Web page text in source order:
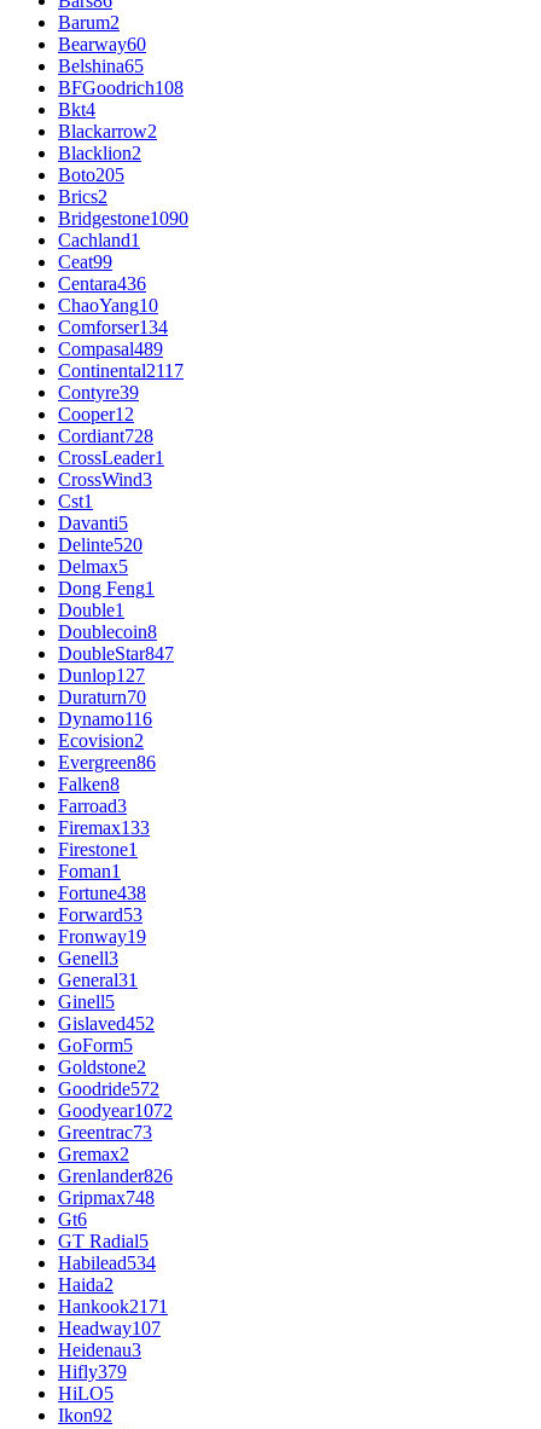
Barum2
Bearway60
Belshina65
BFGoodrich108
Bkt4
Blackarrow2
Blacklion2
Boto205
Brics2
Bridgestone1090
Cachland1
Ceat99
Centara436
ChaoYang10
Comforser134
Compasal489
Continental2117
Contyre39
Cooper12
Cordiant728
CrossLeader1
CrossWind3
Cst1
Davanti5
Delinte520
Delmax5
Dong Feng1
Double1
Doublecoin8
DoubleStar847
Dunlop127
Duraturn70
Dynamo116
Ecovision2
Evergreen86
Falken8
Farroad3
Firemax133
Firestone1
Foman1
Fortune438
Forward53
Fronway19
Genell3
General31
Ginell5
Gislaved452
GoForm5
Goldstone2
Goodride572
Goodyear1072
Greentrac73
Gremax2
Grenlander826
Gripmax748
Gt6
GT Radial5
Habilead534
Haida2
Hankook2171
Headway107
Heidenau3
Hifly379
HiLO5
Ikon92